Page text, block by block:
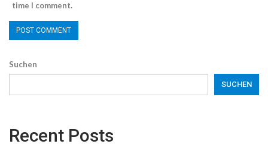
time I comment.
Suchen
SUCHEN
Recent Posts